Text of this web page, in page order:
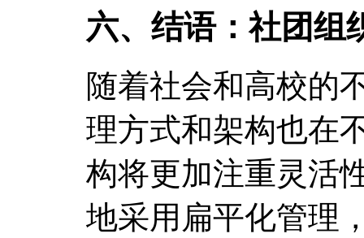
六、结语：社团组
随着社会和高校的
理方式和架构也在
构将更加注重灵活
地采用扁平化管理